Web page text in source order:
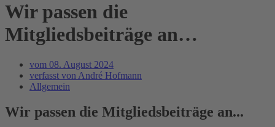
Wir passen die
Mitgliedsbeiträge an…
vom 08. August 2024
verfasst von André Hofmann
Allgemein
Wir passen die Mitgliedsbeiträge an...